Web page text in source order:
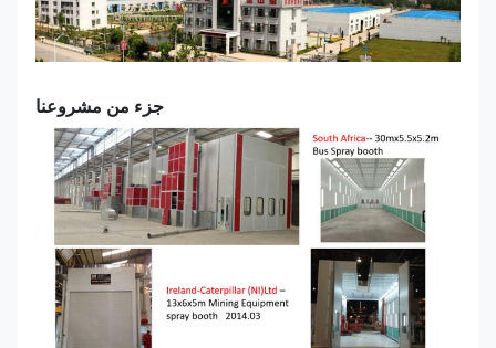
جزء من مشروعنا